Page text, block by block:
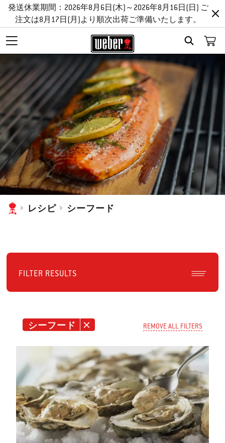
SEARCH
発送休業期間：2026年8月6日(木)～2026年8月16日(日) ご
注文は8月17日(月)より順次出荷ご準備いたします。
レシピ シーフード
FILTER RESULTS
シーフード REMOVE ALL FILTERS